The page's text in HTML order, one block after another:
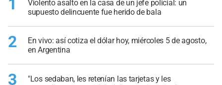
1
Violento asalto en la casa de un jefe policial: un
supuesto delincuente fue herido de bala
2
En vivo: así cotiza el dólar hoy, miércoles 5 de agosto,
en Argentina
3
"Los sedaban, les retenían las tarjetas y les